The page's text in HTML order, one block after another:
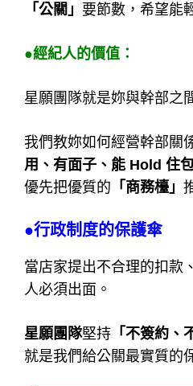
「公關」 要節數，希望能
●經紀人的價值：
星願團隊就是妳與幹部之
我們教妳如何經營幹部關
用、有面子、能 Hold 住包
優先把優質的 「商務檯」
●行政制度的保護傘
當店家提出不合理的扣款
人必須出面。
星願團隊堅持 「不簽約、
就是我們給公關最實質的